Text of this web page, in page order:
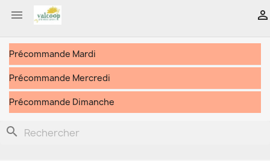
 
Précommande Mardi
Précommande Mercredi
Précommande Dimanche
search